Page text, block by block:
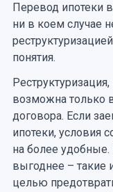
Перевод ипотеки
ни в коем случае
понятия.
возможна только
договора. Если
ипотеки, условия
на более удобные.
выгоднее – такие
целью